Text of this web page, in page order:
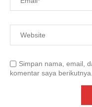
Simpan nama, email,
komentar saya berikutnya.